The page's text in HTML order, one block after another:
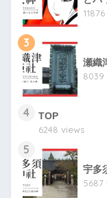
3
瀬織
8039
4
TOP
6248 views
5
宇多
5687